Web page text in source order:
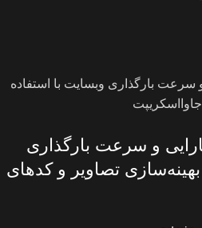
و سرعت بارگذاری
تصاویر و کدهای